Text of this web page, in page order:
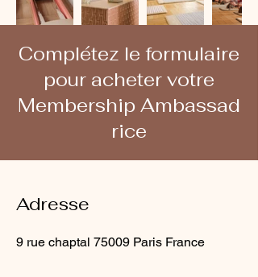
Complétez le formulaire
pour acheter votre
Membership Ambassad​
rice
Adresse
​9 rue chaptal 75009 Paris France